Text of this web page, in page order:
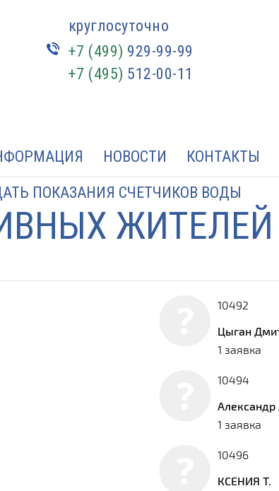
круглосуточно
+7 (499) 929-99-99
+7 (495) 512-00-11
НОВОСТИ КОНТАКТЫ
ПОКАЗАНИЯ СЧЕТЧИКОВ ВОДЫ
ЖИТЕЛЕЙ
10492
Цыган
1 заявка
10494
Александр
1 заявка
10496
КСЕНИЯ Т.